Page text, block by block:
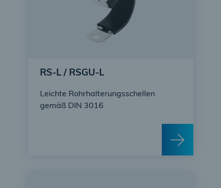
RS-L / RSGU-L
Leichte Rohrhalterungsschellen
gemäß DIN 3016